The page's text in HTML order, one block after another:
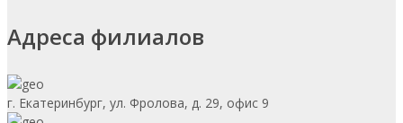
Адреса филиалов
г. Екатеринбург, ул. Фролова, д. 29, офис 9